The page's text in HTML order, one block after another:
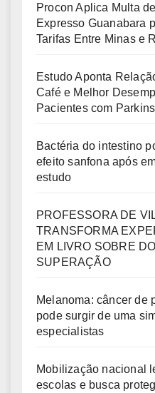
Procon Aplica Multa
Expresso Guanabara
Tarifas Entre Minas e
Estudo Aponta
Café e Melhor
Pacientes com
Bactéria do intestino
efeito sanfona após
estudo
PROFESSORA DE
TRANSFORMA
EM LIVRO SOBRE
SUPERAÇÃO
Melanoma: câncer de
pode surgir de uma
especialistas
Mobilização nacional
escolas e busca